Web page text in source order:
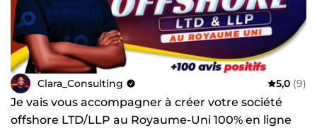
Clara_Consulting 5,0 (9)
Je vais vous accompagner à créer votre société
offshore LTD/LLP au Royaume-Uni 100% en ligne